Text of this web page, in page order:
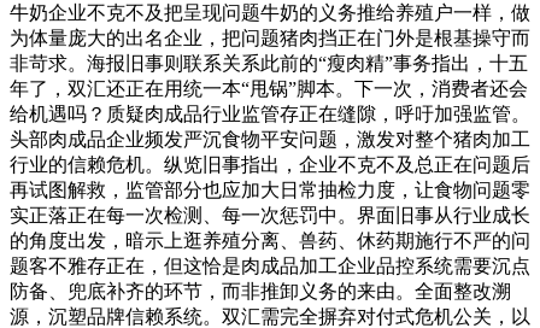
牛奶企业不克不及把呈现问题牛奶的义务推给养殖户一样，做
为体量庞大的出名企业，把问题猪肉挡正在门外是根基操守而
非苛求。海报旧事则联系关系此前的“瘦肉精”事务指出，十五
年了，双汇还正在用统一本“甩锅”脚本。下一次，消费者还会
给机遇吗？质疑肉成品行业监管存正在缝隙，呼吁加强监管。
头部肉成品企业频发严沉食物平安问题，激发对整个猪肉加工
行业的信赖危机。纵览旧事指出，企业不克不及总正在问题后
再试图解救，监管部分也应加大日常抽检力度，让食物问题零
实正落正在每一次检测、每一次惩罚中。界面旧事从行业成长
的角度出发，暗示上逛养殖分离、兽药、休药期施行不严的问
题客不雅存正在，但这恰是肉成品加工企业品控系统需要沉点
防备、兜底补齐的环节，而非推卸义务的来由。全面整改溯
源，沉塑品牌信赖系统。双汇需完全摒弃对付式危机公关，以